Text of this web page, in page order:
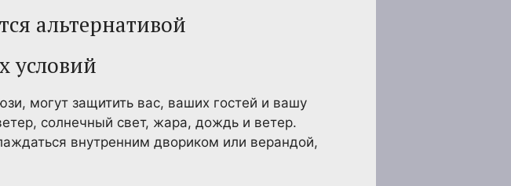
альтернативой
условий
могут защитить вас, ваших гостей и вашу
солнечный свет, жара, дождь и ветер.
внутренним двориком или верандой,